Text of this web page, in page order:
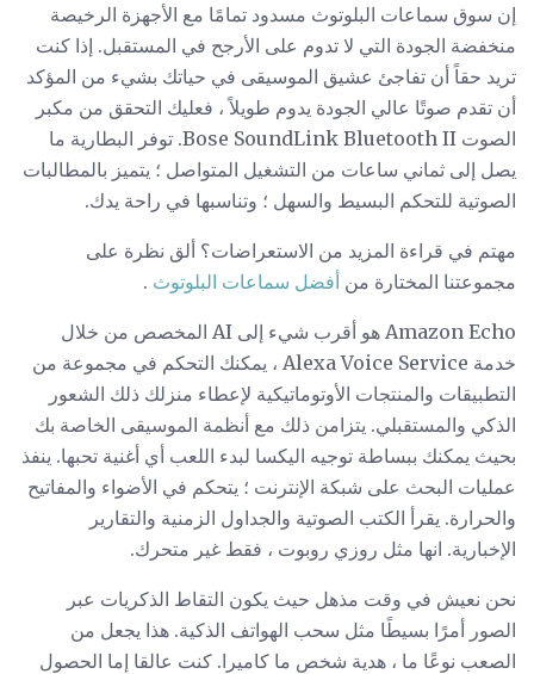
إن سوق سماعات البلوتوث مسدود تمامًا مع الأجهزة الرخيصة
منخفضة الجودة التي لا تدوم على الأرجح في المستقبل. إذا كنت
تريد حقاً أن تفاجئ عشيق الموسيقى في حياتك بشيء من المؤكد
أن تقدم صوتًا عالي الجودة يدوم طويلاً ، فعليك التحقق من مكبر
الصوت Bose SoundLink Bluetooth II. توفر البطارية ما
يصل إلى ثماني ساعات من التشغيل المتواصل ؛ يتميز بالمطالبات
الصوتية للتحكم البسيط والسهل ؛ وتناسبها في راحة يدك.
مهتم في قراءة المزيد من الاستعراضات؟ ألق نظرة على
مجموعتنا المختارة من أفضل سماعات البلوتوث .
Amazon Echo هو أقرب شيء إلى AI المخصص من خلال
خدمة Alexa Voice Service ، يمكنك التحكم في مجموعة من
التطبيقات والمنتجات الأوتوماتيكية لإعطاء منزلك ذلك الشعور
الذكي والمستقبلي. يتزامن ذلك مع أنظمة الموسيقى الخاصة بك
بحيث يمكنك ببساطة توجيه اليكسا لبدء اللعب أي أغنية تحبها. ينفذ
عمليات البحث على شبكة الإنترنت ؛ يتحكم في الأضواء والمفاتيح
والحرارة. يقرأ الكتب الصوتية والجداول الزمنية والتقارير
الإخبارية. انها مثل روزي روبوت ، فقط غير متحرك.
نحن نعيش في وقت مذهل حيث يكون التقاط الذكريات عبر
الصور أمرًا بسيطًا مثل سحب الهواتف الذكية. هذا يجعل من
الصعب نوعًا ما ، هدية شخص ما كاميرا. كنت عالقا إما الحصول